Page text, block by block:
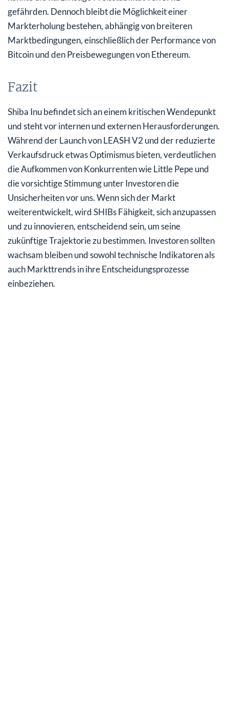
gefährden. Dennoch bleibt die Möglichkeit einer
Markterholung bestehen, abhängig von breiteren
Marktbedingungen, einschließlich der Performance von
Bitcoin und den Preisbewegungen von Ethereum.
Fazit
Shiba Inu befindet sich an einem kritischen Wendepunkt
und steht vor internen und externen Herausforderungen.
Während der Launch von LEASH V2 und der reduzierte
Verkaufsdruck etwas Optimismus bieten, verdeutlichen
die Aufkommen von Konkurrenten wie Little Pepe und
die vorsichtige Stimmung unter Investoren die
Unsicherheiten vor uns. Wenn sich der Markt
weiterentwickelt, wird SHIBs Fähigkeit, sich anzupassen
und zu innovieren, entscheidend sein, um seine
zukünftige Trajektorie zu bestimmen. Investoren sollten
wachsam bleiben und sowohl technische Indikatoren als
auch Markttrends in ihre Entscheidungsprozesse
einbeziehen.